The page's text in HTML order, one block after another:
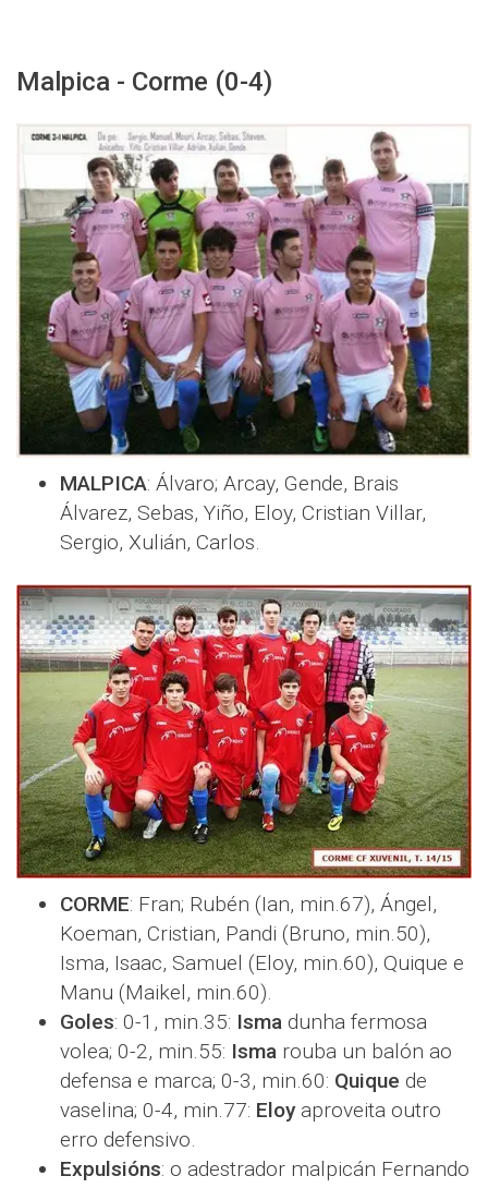
Malpica - Corme (0-4)
MALPICA: Álvaro; Arcay, Gende, Brais
Álvarez, Sebas, Yiño, Eloy, Cristian Villar,
Sergio, Xulián, Carlos.
CORME: Fran; Rubén (Ian, min.67), Ángel,
Koeman, Cristian, Pandi (Bruno, min.50),
Isma, Isaac, Samuel (Eloy, min.60), Quique e
Manu (Maikel, min.60).
Goles: 0-1, min.35: Isma dunha fermosa
volea; 0-2, min.55: Isma rouba un balón ao
defensa e marca; 0-3, min.60: Quique de
vaselina; 0-4, min.77: Eloyaproveita outro
erro defensivo.
Expulsións: o adestrador malpicán Fernando